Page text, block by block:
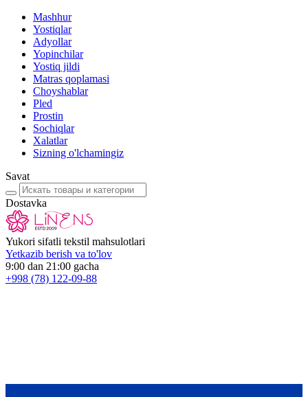
Mashhur
Yostiqlar
Adyollar
Yopinchilar
Yostiq jildi
Matras qoplamasi
Choyshablar
Pled
Prostin
Sochiqlar
Xalatlar
Sizning o'lchamingiz
Savat
Dostavka
Yukori sifatli tekstil mahsulotlari
Yetkazib berish va to'lov
9:00 dan 21:00 gacha
+998 (78) 122-09-88